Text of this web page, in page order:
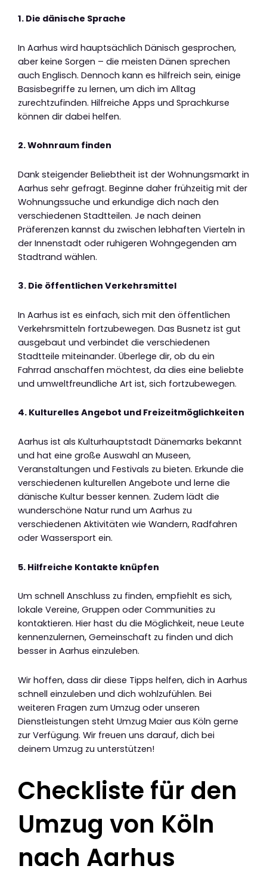
1. Die dänische Sprache
In Aarhus wird hauptsächlich Dänisch gesprochen,
aber keine Sorgen – die meisten Dänen sprechen
auch Englisch. Dennoch kann es hilfreich sein, einige
Basisbegriffe zu lernen, um dich im Alltag
zurechtzufinden. Hilfreiche Apps und Sprachkurse
können dir dabei helfen.
2. Wohnraum finden
Dank steigender Beliebtheit ist der Wohnungsmarkt in
Aarhus sehr gefragt. Beginne daher frühzeitig mit der
Wohnungssuche und erkundige dich nach den
verschiedenen Stadtteilen. Je nach deinen
Präferenzen kannst du zwischen lebhaften Vierteln in
der Innenstadt oder ruhigeren Wohngegenden am
Stadtrand wählen.
3. Die öffentlichen Verkehrsmittel
In Aarhus ist es einfach, sich mit den öffentlichen
Verkehrsmitteln fortzubewegen. Das Busnetz ist gut
ausgebaut und verbindet die verschiedenen
Stadtteile miteinander. Überlege dir, ob du ein
Fahrrad anschaffen möchtest, da dies eine beliebte
und umweltfreundliche Art ist, sich fortzubewegen.
4. Kulturelles Angebot und Freizeitmöglichkeiten
Aarhus ist als Kulturhauptstadt Dänemarks bekannt
und hat eine große Auswahl an Museen,
Veranstaltungen und Festivals zu bieten. Erkunde die
verschiedenen kulturellen Angebote und lerne die
dänische Kultur besser kennen. Zudem lädt die
wunderschöne Natur rund um Aarhus zu
verschiedenen Aktivitäten wie Wandern, Radfahren
oder Wassersport ein.
5. Hilfreiche Kontakte knüpfen
Um schnell Anschluss zu finden, empfiehlt es sich,
lokale Vereine, Gruppen oder Communities zu
kontaktieren. Hier hast du die Möglichkeit, neue Leute
kennenzulernen, Gemeinschaft zu finden und dich
besser in Aarhus einzuleben.
Wir hoffen, dass dir diese Tipps helfen, dich in Aarhus
schnell einzuleben und dich wohlzufühlen. Bei
weiteren Fragen zum Umzug oder unseren
Dienstleistungen steht Umzug Maier aus Köln gerne
zur Verfügung. Wir freuen uns darauf, dich bei
deinem Umzug zu unterstützen!
Checkliste für den
Umzug von Köln
nach Aarhus